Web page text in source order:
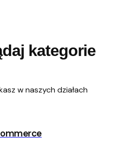
kategorie
w naszych działach